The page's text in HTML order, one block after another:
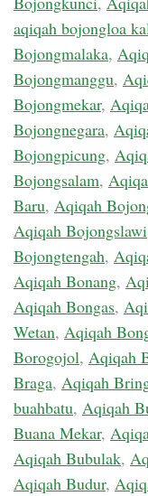
aqiqah bojongloa
Bojongmalaka,
Bojongmanggu,
Bojongmekar,
Bojongnegara,
Bojongpicung,
Bojongsalam,
Baru, Aqiqah
Aqiqah Bojongslawi
Bojongtengah,
Aqiqah Bonang,
Aqiqah Bongas,
Wetan, Aqiqah
Borogojol, Aqiqah
Braga, Aqiqah
buahbatu, Aqiqah
Buana Mekar,
Aqiqah Bubulak,
Aqiqah Budur,